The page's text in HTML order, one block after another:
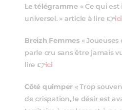
Le télégramme « Ce qui
universel. » article à lire 👉ici
Breizh Femmes« Joueuses
parle cru sans être jamais
lire 👉ici
Côté quimper « Trop
de crispation, le désir est